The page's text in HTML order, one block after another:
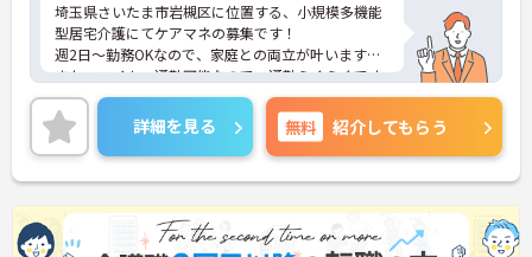
埼玉県さいたま市岩槻区に位置する、小規模多機能
型居宅介護にてケアマネの募集です！
週2日～勤務OKなので、家庭との両立が叶います☆
また、マイカー通勤可能なので、通勤らくらくです
♪
ご興味のある方には、面接対策ポイントなど、さら
に詳細をお話しいたしますのでお気軽にご相談くだ
さい！
詳細を見る 無料 紹介してもらう